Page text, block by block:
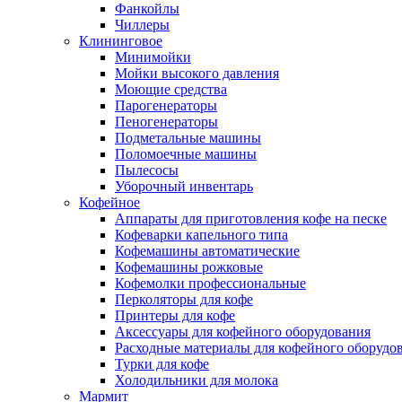
Фанкойлы
Чиллеры
Клининговое
Минимойки
Мойки высокого давления
Моющие средства
Парогенераторы
Пеногенераторы
Подметальные машины
Поломоечные машины
Пылесосы
Уборочный инвентарь
Кофейное
Аппараты для приготовления кофе на песке
Кофеварки капельного типа
Кофемашины автоматические
Кофемашины рожковые
Кофемолки профессиональные
Перколяторы для кофе
Принтеры для кофе
Аксессуары для кофейного оборудования
Расходные материалы для кофейного
Турки для кофе
Холодильники для молока
Мармит